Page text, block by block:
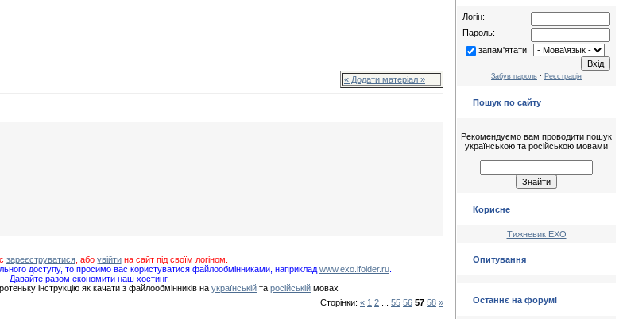
« Додати матеріал »
зареєструватися, або увійтина сайт під своїм логіном.
доступу, то просимо вас користуватися файлообмінниками, наприклад www.exo.ifolder.ru
Давайте разом економити наш хостинг.
інструкцію як качати з файлообмінників на українській та російській мовах
Сторінки: « 1 2 55 56 57 58 »
Логін:
Пароль:
запам'ятати
Забув пароль · Реєстрація
Пошук по сайту
Рекомендуємо вам проводити пошук
українською та російською мовами
Корисне
Тижневик ЕХО
Опитування
Останнє на форумі